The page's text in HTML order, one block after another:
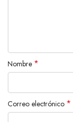
Nombre *
Correo electrónico *